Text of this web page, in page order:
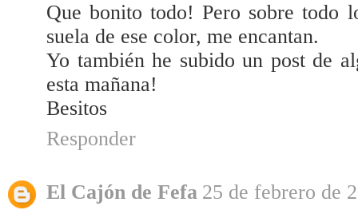
Que bonito todo! Pero sobre todo
suela de ese color, me encantan.
Yo también he subido un post de
esta mañana!
Besitos
Responder
El Cajón de Fefa 25 de febrero de